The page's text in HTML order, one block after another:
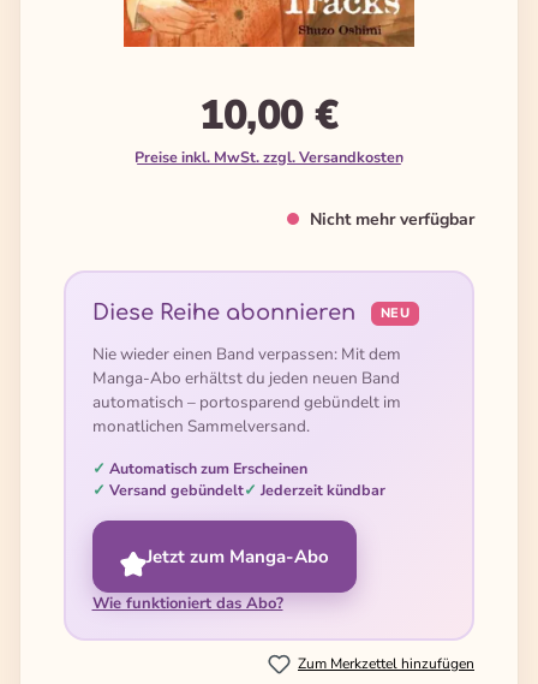
10,00 €
Preise inkl. MwSt. zzgl. Versandkosten
Nicht mehr verfügbar
Diese Reihe abonnieren NEU
Nie wieder einen Band verpassen: Mit dem
Manga-Abo erhältst du jeden neuen Band
automatisch – portosparend gebündelt im
monatlichen Sammelversand.
Automatisch zum Erscheinen
Versand gebündelt
Jederzeit kündbar
Jetzt zum Manga-Abo
Wie funktioniert das Abo?
Zum Merkzettel hinzufügen